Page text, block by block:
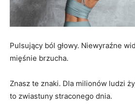
Pulsujący ból głowy. Niewyraźne
mięśnie brzucha.
Znasz te znaki. Dla milionów ludzi
to zwiastuny straconego dnia.